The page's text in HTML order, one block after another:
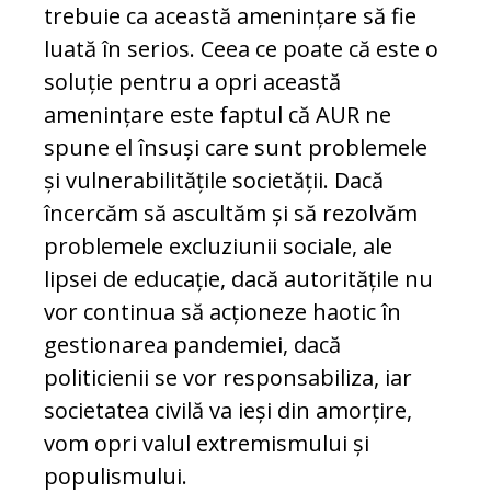
trebuie ca această amenințare să fie
luată în serios. Ceea ce poate că este o
soluție pentru a opri această
amenințare este faptul că AUR ne
spune el însuși care sunt problemele
și vulnerabilitățile societății. Dacă
încercăm să ascultăm și să rezolvăm
problemele excluziunii sociale, ale
lipsei de educație, dacă autoritățile nu
vor continua să acționeze haotic în
gestionarea pandemiei, dacă
politicienii se vor responsabiliza, iar
societatea civilă va ieși din amorțire,
vom opri valul extremismului și
populismului.